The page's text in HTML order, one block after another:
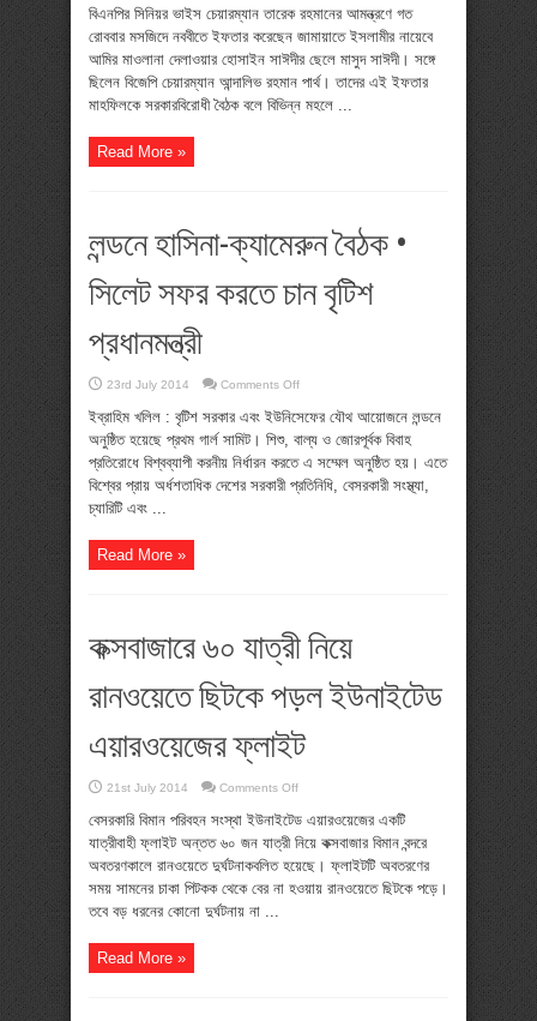
সঙ্গে
ইফতারের
ব্যাখ্যা
সাঈদীপুত্র
বিএনপির সিনিয়র ভাইস চেয়ারম্যান তারেক রহমানের আমন্ত্রণে গত
রোববার মসজিদে নববীতে ইফতার করেছেন জামায়াতে ইসলামীর নায়েবে
আমির মাওলানা দেলাওয়ার হোসাইন সাঈদীর ছেলে মাসুদ সাঈদী। সঙ্গে
ছিলেন বিজেপি চেয়ারম্যান আন্দালিভ রহমান পার্থ। তাদের এই ইফতার
মাহফিলকে সরকারবিরোধী বৈঠক বলে বিভিন্ন মহলে ...
Read More »
লন্ডনে হাসিনা-ক্যামেরুন বৈঠক •
সিলেট সফর করতে চান বৃটিশ
প্রধানমন্ত্রী
23rd July 2014 Comments Offon
হাসিনা-
ক্যামেরুন
বৈঠক
সিলেট
সফর
করতে
ইব্রাহিম খলিল : বৃটিশ সরকার এবং ইউনিসেফের যৌথ আয়োজনে লন্ডনে
অনুষ্ঠিত হয়েছে প্রথম গার্ল সামিট। শিশু, বাল্য ও জোরপূর্বক বিবাহ
প্রতিরোধে বিশ্বব্যাপী করনীয় নির্ধারন করতে এ সম্মেল অনুষ্ঠিত হয়। এতে
বিশ্বের প্রায় অর্ধশতাধিক দেশের সরকারী প্রতিনিধি, বেসরকারী সংস্থ্যা,
চ্যারিটি এবং ...
Read More »
কক্সবাজারে ৬০ যাত্রী নিয়ে
রানওয়েতে ছিটকে পড়ল ইউনাইটেড
এয়ারওয়েজের ফ্লাইট
21st July 2014 Comments Offon
৬০
যাত্রী
নিয়ে
ছিটকে
পড়ল
বেসরকারি বিমান পরিবহন সংস্থা ইউনাইটেড এয়ারওয়েজের একটি
যাত্রীবাহী ফ্লাইট অন্তত ৬০ জন যাত্রী নিয়ে কক্সবাজার বিমান বন্দরে
অবতরণকালে রানওয়েতে দুর্ঘটনাকবলিত হয়েছে। ফ্লাইটটি অবতরণের
সময় সামনের চাকা পিটকক থেকে বের না হওয়ায় রানওয়েতে ছিটকে পড়ে।
তবে বড় ধরনের কোনো দুর্ঘটনায় না ...
Read More »